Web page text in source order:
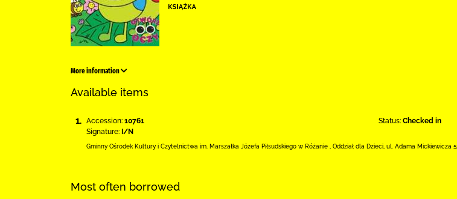
More information
Available items
1. Accession: 10761
Signature: I/N
Status: Checked in
Gminny Ośrodek Kultury i Czytelnictwa im. Marszałka Józefa Piłsudskiego w Różanie Oddział dla Dzieci, ul. Adama Mickiewicza 5
Most often borrowed